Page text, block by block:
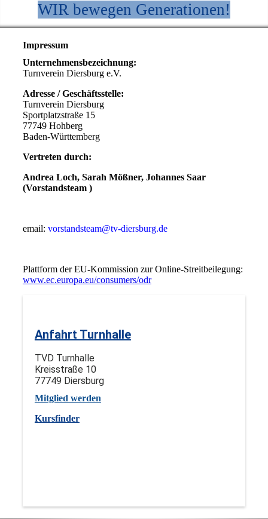
WIR bewegen Generationen!
Impressum
Unternehmensbezeichnung:
Turnverein Diersburg e.V.
Adresse / Geschäftsstelle:
Turnverein Diersburg
Sportplatzstraße 15
77749 Hohberg
Baden-Württemberg
Vertreten durch:
Andrea Loch, Sarah Mößner, Johannes Saar
(Vorstandsteam )
email: vorstandsteam@tv-diersburg.de
Plattform der EU-Kommission zur Online-Streitbeilegung:
www.ec.europa.eu/consumers/odr
Anfahrt Turnhalle
TVD Turnhalle
Kreisstraße 10
77749 Diersburg
Mitglied werden
Kursfinder